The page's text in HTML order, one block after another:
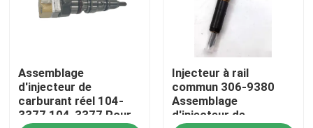
Produits
Vidéos
Assemblage
d'injecteur de
carburant réel 104-
3377 104-3377 Pour
Injecteur à rail
commun 306-9380
Assemblage
d'injecteur de